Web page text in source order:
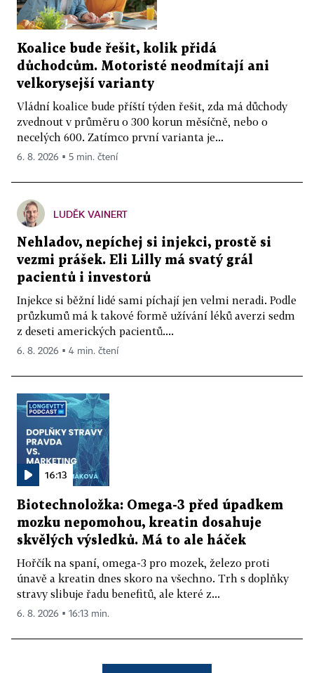
Koalice bude řešit, kolik přidá
důchodcům. Motoristé neodmítají ani
velkorysejší varianty
Vládní koalice bude příští týden řešit, zda má důchody
zvednout v průměru o 300 korun měsíčně, nebo o
necelých 600. Zatímco první varianta je...
6. 8. 2026 ▪ 5 min. čtení
LUDĚK VAINERT
Nehladov, nepíchej si injekci, prostě si
vezmi prášek. Eli Lilly má svatý grál
pacientů i investorů
Injekce si běžní lidé sami píchají jen velmi neradi. Podle
průzkumů má k takové formě užívání léků averzi sedm
z deseti amerických pacientů....
6. 8. 2026 ▪ 4 min. čtení
16:13
Biotechnoložka: Omega-3 před úpadkem
mozku nepomohou, kreatin dosahuje
skvělých výsledků. Má to ale háček
Hořčík na spaní, omega-3 pro mozek, železo proti
únavě a kreatin dnes skoro na všechno. Trh s doplňky
stravy slibuje řadu benefitů, ale které z...
6. 8. 2026 ▪ 16:13 min.